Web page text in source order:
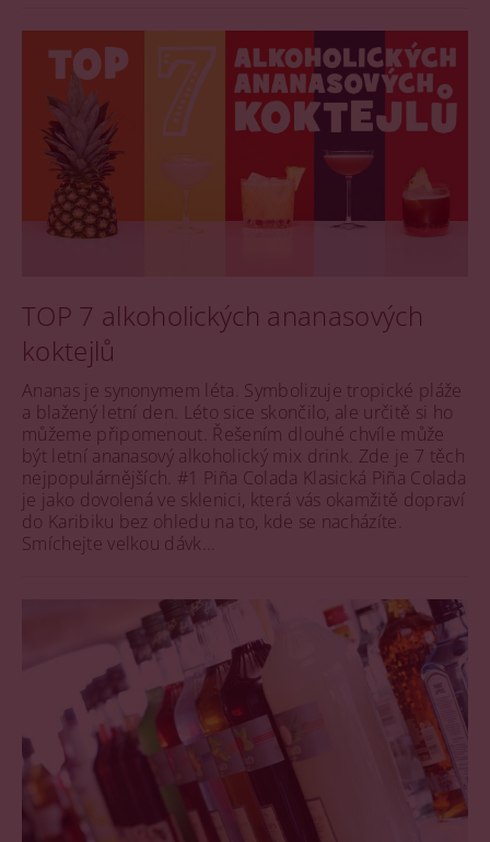
TOP 7 alkoholických ananasových
koktejlů
Ananas je synonymem léta. Symbolizuje tropické pláže
a blažený letní den. Léto sice skončilo, ale určitě si ho
můžeme připomenout. Řešením dlouhé chvíle může
být letní ananasový alkoholický mix drink. Zde je 7 těch
nejpopulárnějších. #1 Piña Colada Klasická Piña Colada
je jako dovolená ve sklenici, která vás okamžitě dopraví
do Karibiku bez ohledu na to, kde se nacházíte.
Smíchejte velkou dávk...